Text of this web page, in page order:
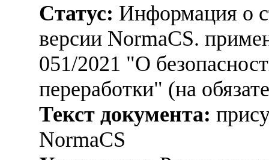
Статус: Информация о
версии NormaCS.
051/2021 "О
переработки" (на
Текст документа:
NormaCS